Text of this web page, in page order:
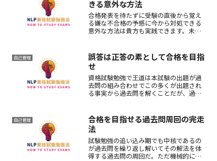
きる意外な方法
合格発表を待たずに受験の直後から覚え
る嫌な不合格の予感に今から対処できる
意外な方法は貴方も実践できます。未来
て、合格を安全に確信できる時間軸の構
築を逆順にイメージします。
自己管理
誤答は正答の素として合格を目指
せ
資格試験勉強で王道は本試験の出題が過
去問の組み合わせでこの多くが出題され
る事実から過去問を解くことだが、過去
習でも誤答は正答の素として積極的にこ
れから学べば合格を目指せる
自己管理
合格を目指せる過去問周回の完走
法
試験勉強の追い込み期でも中核であるの
が過去問を繰り返し解いてその解法を体
得する過去問の周回だ。ただ機械的にそ